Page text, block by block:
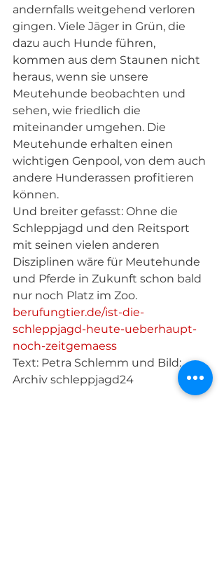
andernfalls weitgehend verloren
gingen. Viele Jäger in Grün, die
dazu auch Hunde führen,
kommen aus dem Staunen nicht
heraus, wenn sie unsere
Meutehunde beobachten und
sehen, wie friedlich die
miteinander umgehen. Die
Meutehunde erhalten einen
wichtigen Genpool, von dem auch
andere Hunderassen profitieren
können.
Und breiter gefasst: Ohne die
Schleppjagd und den Reitsport
mit seinen vielen anderen
Disziplinen wäre für Meutehunde
und Pferde in Zukunft schon bald
nur noch Platz im Zoo.
berufungtier.de/ist-die-
schleppjagd-heute-ueberhaupt-
noch-zeitgemaess
Text: Petra Schlemm und Bild:
Archiv schleppjagd24